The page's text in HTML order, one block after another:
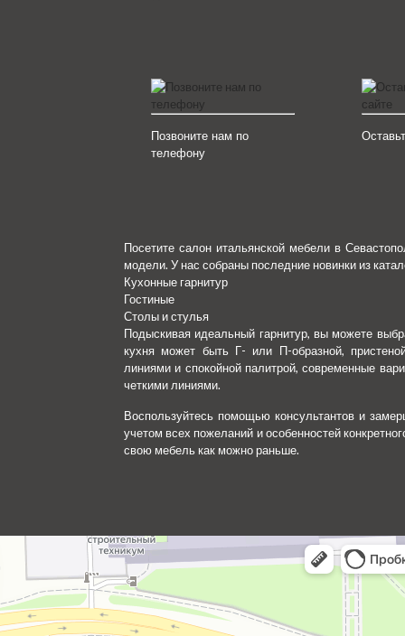
Позвоните нам по
телефону
Посетите салон итальянской мебели в
модели. У нас собраны последние новинки из
Кухонные гарнитур
Гостиные
Столы и стулья
Подыскивая идеальный гарнитур, вы можете
кухня может быть Г- или П-образной,
линиями и спокойной палитрой, современные
четкими линиями.
Воспользуйтесь помощью консультантов и
учетом всех пожеланий и особенностей
свою мебель как можно раньше.